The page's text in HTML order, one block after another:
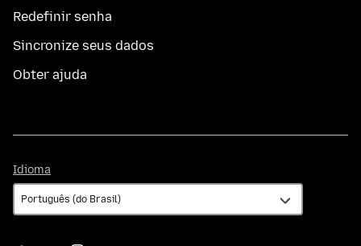
Redefinir senha
Sincronize seus dados
Obter ajuda
Idioma